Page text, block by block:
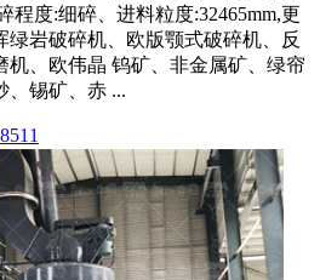
程度:细碎、进料粒度:32465mm,更
绿岩破碎机、欧版颚式破碎机、反
机、欧伟晶 钨矿、非金属矿、绿帘
、锡矿、赤 ...